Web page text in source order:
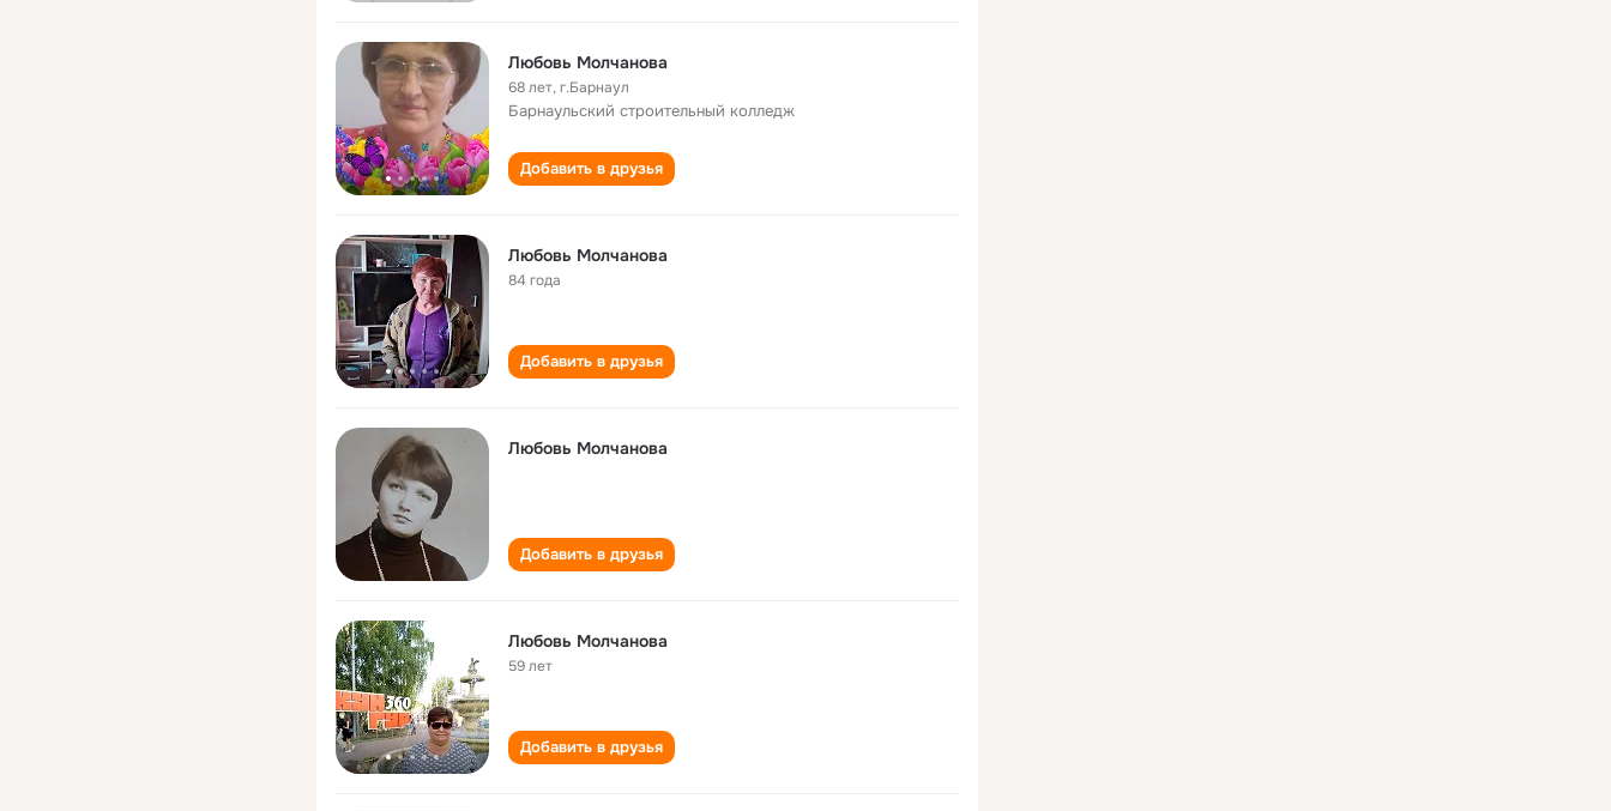
Любовь Молчанова
68 лет,г.Барнаул
Барнаульский строительный колледж
Добавить в друзья
Любовь Молчанова
84 года
Добавить в друзья
Любовь Молчанова
Добавить в друзья
Любовь Молчанова
59 лет
Добавить в друзья